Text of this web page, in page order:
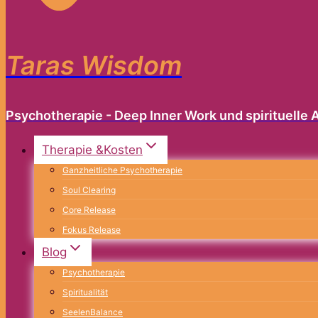
Taras Wisdom
Psychotherapie - Deep Inner Work und spirituelle
Therapie &Kosten
Ganzheitliche Psychotherapie
Soul Clearing
Core Release
Fokus Release
Blog
Psychotherapie
Spiritualität
SeelenBalance